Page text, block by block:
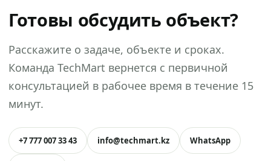
Готовы обсудить объект?
Расскажите о задаче, объекте и сроках.
Команда TechMart вернется с первичной
консультацией в рабочее время в течение 15
минут.
+7 777 007 33 43 info@techmart.kz WhatsApp